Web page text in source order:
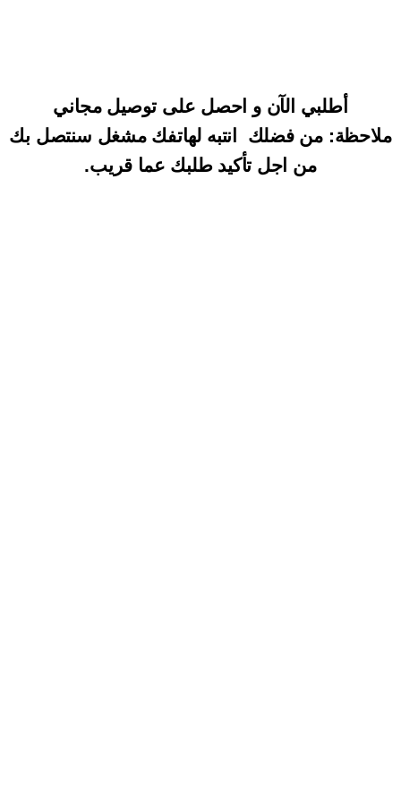
أطلبي الآن و احصل على توصيل مجاني
ملاحظة: من فضلك انتبه لهاتفك مشغل سنتصل بك
من اجل تأكيد طلبك عما قريب.